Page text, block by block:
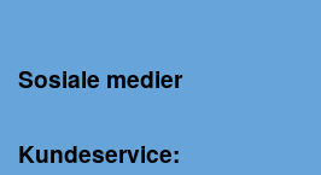
Sosiale medier
Kundeservice: